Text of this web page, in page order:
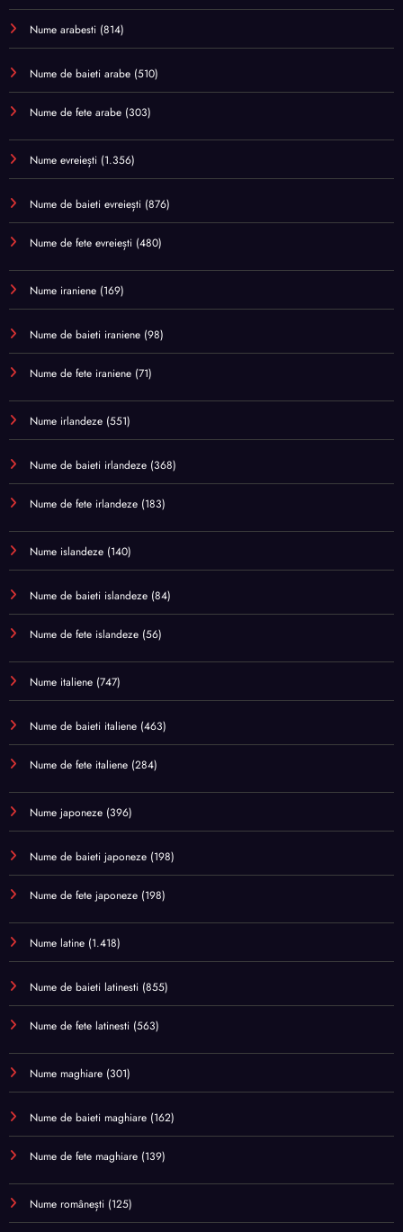
Nume arabesti (814)
Nume de baieti arabe (510)
Nume de fete arabe (303)
Nume evreiești (1.356)
Nume de baieti evreiești (876)
Nume de fete evreiești (480)
Nume iraniene (169)
Nume de baieti iraniene (98)
Nume de fete iraniene (71)
Nume irlandeze (551)
Nume de baieti irlandeze (368)
Nume de fete irlandeze (183)
Nume islandeze (140)
Nume de baieti islandeze (84)
Nume de fete islandeze (56)
Nume italiene (747)
Nume de baieti italiene (463)
Nume de fete italiene (284)
Nume japoneze (396)
Nume de baieti japoneze (198)
Nume de fete japoneze (198)
Nume latine (1.418)
Nume de baieti latinesti (855)
Nume de fete latinesti (563)
Nume maghiare (301)
Nume de baieti maghiare (162)
Nume de fete maghiare (139)
Nume românești (125)